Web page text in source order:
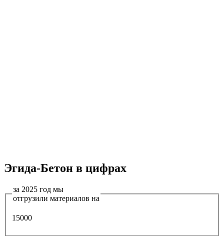
Эгида-Бетон в цифрах
за 2025 год мы
отгрузили материалов на
15000